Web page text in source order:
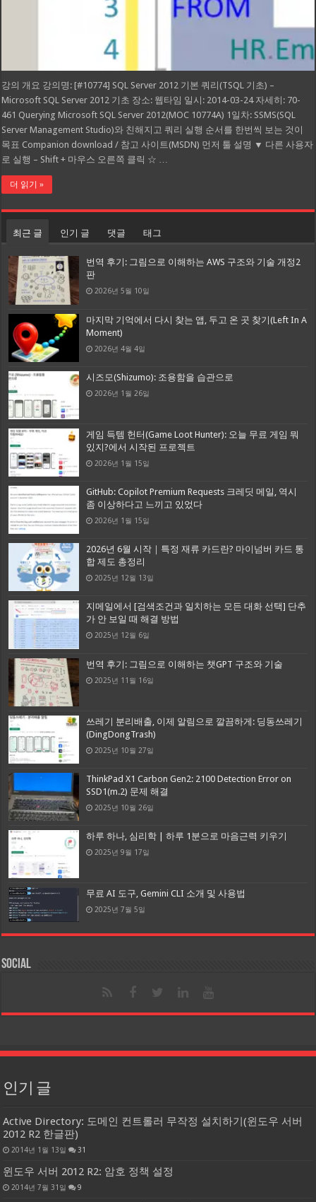
강의 개요 강의명: [#10774] SQL Server 2012 기본 쿼리(TSQL 기초) –
Microsoft SQL Server 2012 기초 장소: 웹타임 일시: 2014-03-24 자세히: 70-
461 Querying Microsoft SQL Server 2012(MOC 10774A) 1일차: SSMS(SQL
Server Management Studio)와 친해지고 쿼리 실행 순서를 한번씩 보는 것이
목표 Companion download / 참고 사이트(MSDN) 먼저 툴 설명 ▼ 다른 사용자
로 실행 – Shift + 마우스 오른쪽 클릭 ☆ …
더 읽기 »
최근 글 인기 글 댓글 태그
번역 후기: 그림으로 이해하는 AWS 구조와 기술 개정2
판
2026년 5월 10일
마지막 기억에서 다시 찾는 앱, 두고 온 곳 찾기(Left In A
Moment)
2026년 4월 4일
시즈모(Shizumo): 조용함을 습관으로
2026년 1월 26일
게임 득템 헌터(Game Loot Hunter): 오늘 무료 게임 뭐
있지?에서 시작된 프로젝트
2026년 1월 15일
GitHub: Copilot Premium Requests 크레딧 메일, 역시
좀 이상하다고 느끼고 있었다
2026년 1월 15일
2026년 6월 시작｜특정 재류 카드란? 마이넘버 카드 통
합 제도 총정리
2025년 12월 13일
지메일에서 [검색조건과 일치하는 모든 대화 선택] 단추
가 안 보일 때 해결 방법
2025년 12월 6일
번역 후기: 그림으로 이해하는 챗GPT 구조와 기술
2025년 11월 16일
쓰레기 분리배출, 이제 알림으로 깔끔하게: 딩동쓰레기
(DingDongTrash)
2025년 10월 27일
ThinkPad X1 Carbon Gen2: 2100 Detection Error on
SSD1(m.2) 문제 해결
2025년 10월 26일
하루 하나, 심리학 | 하루 1분으로 마음근력 키우기
2025년 9월 17일
무료 AI 도구, Gemini CLI 소개 및 사용법
2025년 7월 5일
Social
인기 글
Active Directory: 도메인 컨트롤러 무작정 설치하기(윈도우 서버
2012 R2 한글판)
2014년 1월 13일 31
윈도우 서버 2012 R2: 암호 정책 설정
2014년 7월 31일 9